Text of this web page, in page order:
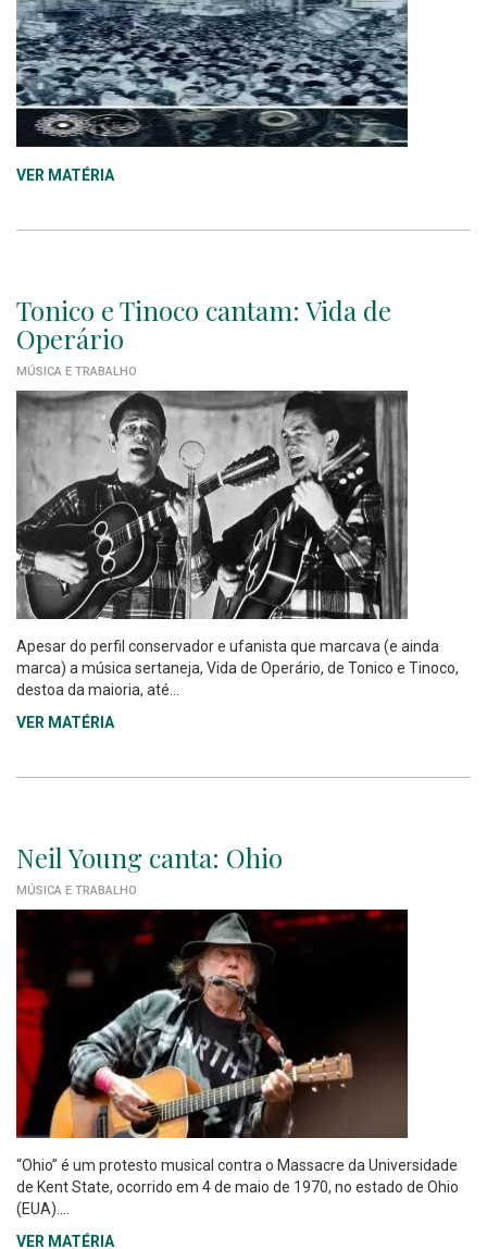
VER MATÉRIA
Tonico e Tinoco cantam: Vida de
Operário
MÚSICA E TRABALHO
Apesar do perfil conservador e ufanista que marcava (e ainda
marca) a música sertaneja, Vida de Operário, de Tonico e Tinoco,
destoa da maioria, até...
VER MATÉRIA
Neil Young canta: Ohio
MÚSICA E TRABALHO
“Ohio” é um protesto musical contra o Massacre da Universidade
de Kent State, ocorrido em 4 de maio de 1970, no estado de Ohio
(EUA)....
VER MATÉRIA